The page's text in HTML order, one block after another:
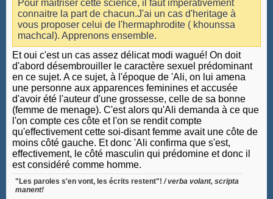
Pour maitriser cette science, il faut imperativement
connaitre la part de chacun.J'ai un cas d'heritage à
vous proposer celui de l'hermaphrodite ( khounssa
machcal). Apprenons ensemble.
Et oui c'est un cas assez délicat modi wagué! On doit
d'abord désembrouiller le caractère sexuel prédominant
en ce sujet. A ce sujet, à l'époque de 'Ali, on lui amena
une personne aux apparences feminines et accusée
d'avoir été l'auteur d'une grossesse, celle de sa bonne
(femme de menage). C'est alors qu'Ali demanda à ce que
l'on compte ces côte et l'on se rendit compte
qu'effectivement cette soi-disant femme avait une côte de
moins côté gauche. Et donc 'Ali confirma que s'est,
effectivement, le côté masculin qui prédomine et donc il
est considéré comme homme.
"Les paroles s'en vont, les écrits restent"! / verba volant, scripta
manent!